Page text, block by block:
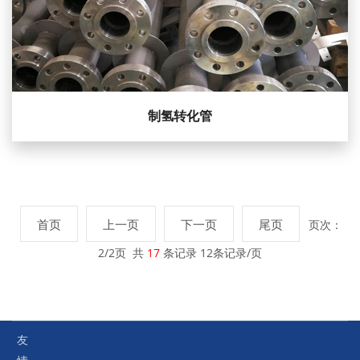
制氢转化管
首页 上一页 下一页 尾页
页次：
2/2页 共 17 条记录 12条记录/页
友